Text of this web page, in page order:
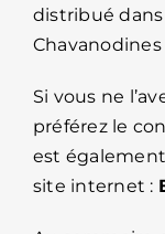
distribué
Si vous ne
préférez le
est
site internet :